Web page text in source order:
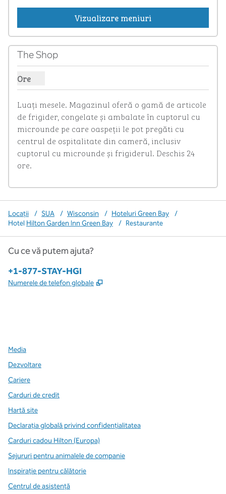
Vizualizare meniuri
The Shop
Ore
Afișare ore pentru magazin
Luați mesele. Magazinul oferă o gamă de articole
de frigider, congelate și ambalate în cuptorul cu
microunde pe care oaspeții le pot pregăti cu
centrul de ospitalitate din cameră, inclusiv
cuptorul cu microunde și frigiderul. Deschis 24
ore.
Locații / SUA / Wisconsin / Hoteluri Green Bay
/
Hotel Hilton Garden Inn Green Bay / Restaurante
Cu ce vă putem ajuta?
Telefon:
+1-877-STAY-HGI
Numerele de telefon globale ,
Media
Dezvoltare
Cariere
Carduri de credit
Hartă site
Declarația globală privind confidenţialitatea
Carduri cadou Hilton (Europa)
Sejururi pentru animalele de companie
Inspirație pentru călătorie
Centrul de asistență